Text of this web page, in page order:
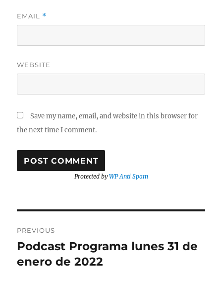
EMAIL *
WEBSITE
Save my name, email, and website in this browser for
the next time I comment.
Protected byWP Anti Spam
navigation
PREVIOUS
Previous
post:
Podcast Programa lunes 31 de
enero de 2022